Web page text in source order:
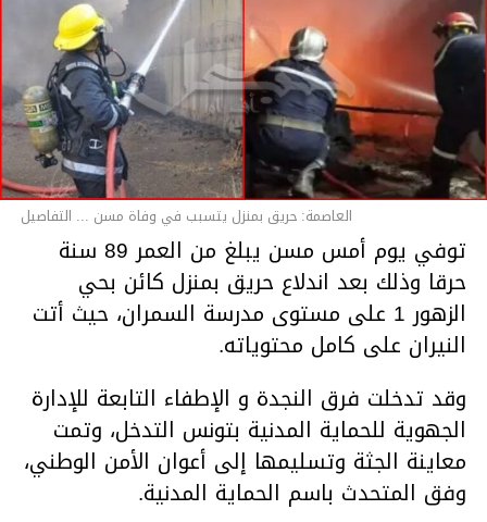
العاصمة: حريق بمنزل يتسبب في وفاة مسن ... التفاصيل
توفي يوم أمس مسن يبلغ من العمر 89 سنة
حرقا وذلك بعد اندلاع حريق بمنزل كائن بحي
الزهور 1 على مستوى مدرسة السمران، حيث أتت
النيران على كامل محتوياته.
وقد تدخلت فرق النجدة و الإطفاء التابعة للإدارة
الجهوية للحماية المدنية بتونس التدخل، وتمت
معاينة الجثة وتسليمها إلى أعوان الأمن الوطني،
وفق المتحدث باسم الحماية المدنية.